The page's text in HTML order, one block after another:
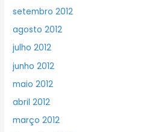
setembro 2012
agosto 2012
julho 2012
junho 2012
maio 2012
abril 2012
março 2012